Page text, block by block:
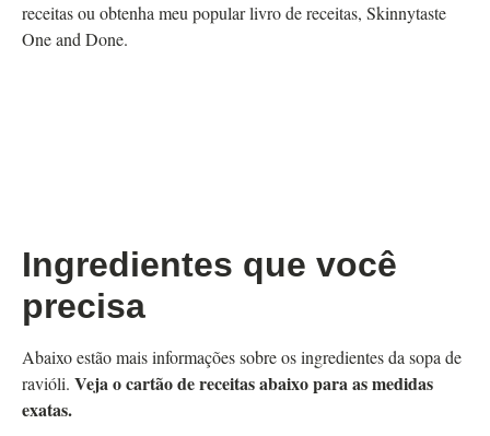
receitas ou obtenha meu popular livro de receitas, Skinnytaste
One and Done.
Ingredientes que você
precisa
Abaixo estão mais informações sobre os ingredientes da sopa de
ravióli. Veja o cartão de receitas abaixo para as medidas
exatas.